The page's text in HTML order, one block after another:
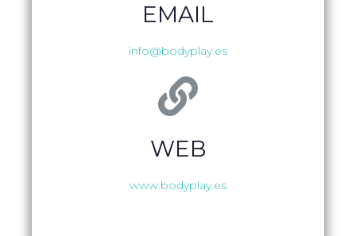
EMAIL
info@bodyplay.es
WEB
www.bodyplay.es